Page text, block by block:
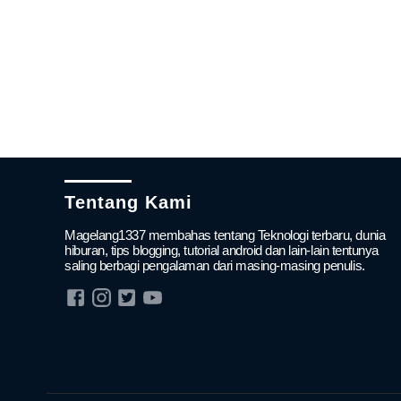
Tentang Kami
Magelang1337 membahas tentang Teknologi terbaru, dunia
hiburan, tips blogging, tutorial android dan lain-lain tentunya
saling berbagi pengalaman dari masing-masing penulis.